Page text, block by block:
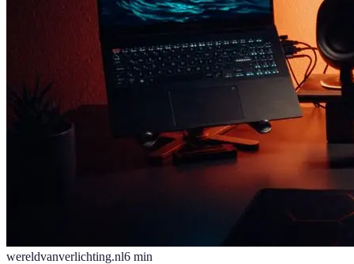
wereldvanverlichting.nl6 min